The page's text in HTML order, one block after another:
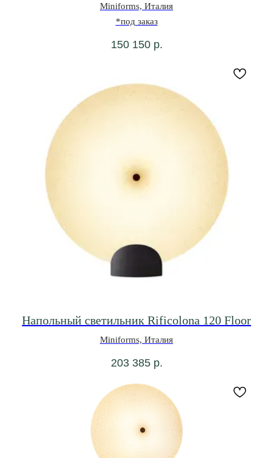
Miniforms, Италия
*под заказ
150 150 р.
Напольный светильник Rificolona 120 Floor
Miniforms, Италия
203 385 р.